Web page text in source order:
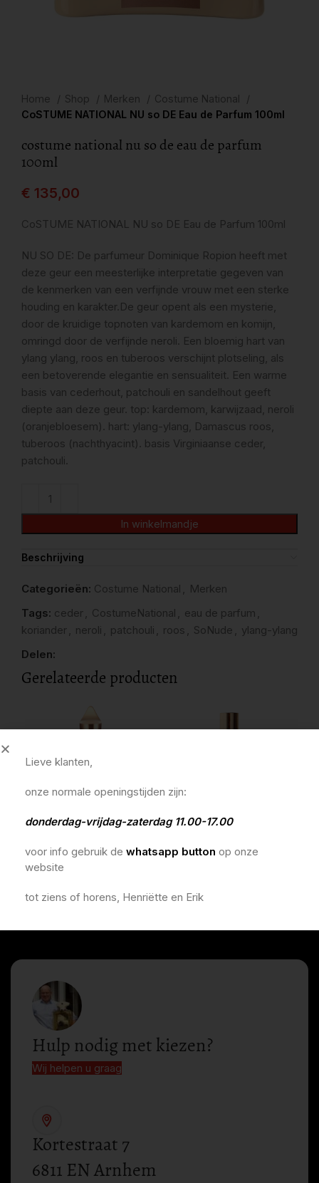
Home Shop Merken
Costume National
CoSTUME NATIONAL NU so DE Eau de Parfum 100ml
costume national nu so de eau de parfum
100ml
€ 135,00
CoSTUME NATIONAL NU so DE Eau de Parfum 100ml
NU SO DE: De parfumeur Dominique Ropion heeft met
deze geur een meesterlijke interpretatie gegeven van
de kenmerken van een verfijnde vrouw met een sterke
houding en karakter.De geur opent als een mysterie,
door de kruidige topnoten van kardemom en komijn,
omringd door de verfijnde neroli. Een bloemig hart van
ylang ylang, roos en tuberoos verschijnt plotseling, als
een betoverende elegantie en sensualiteit. Een warme
basis van cederhout, patchouli en sandelhout geeft
diepte aan deze geur. top: kardemom, karwijzaad, neroli
(oranjebloesem). hart: ylang-ylang, Damascus roos,
tuberoos (nachthyacint). basis Virginiaanse ceder,
patchouli.
In winkelmandje
Beschrijving
Categorieën: Costume National , Merken
Tags: ceder , CostumeNational , eau de parfum ,
koriander , neroli , patchouli , roos , SoNude , ylang-ylang
Delen:
Gerelateerde producten
than words 100ml
In winkelmandje
parfum 100ml
In winkelmandje
Hulp nodig met kiezen?
Wij helpen u graag
Kortestraat 7
6811 EN Arnhem
Lieve klanten,
onze normale openingstijden zijn:
donderdag-vrijdag-zaterdag 11.00-17.00
voor info gebruik de whatsapp button op onze
website
tot ziens of horens, Henriëtte en Erik